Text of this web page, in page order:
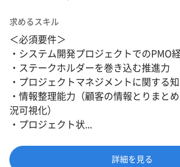
求めるスキル
＜必須要件＞
・システム開発プロジェクトでのPMO
・ステークホルダーを巻き込む推進力
・プロジェクトマネジメントに関する知
・情報整理能力（顧客の情報とりまと
況可視化）
・プロジェクト状...
詳細を見る